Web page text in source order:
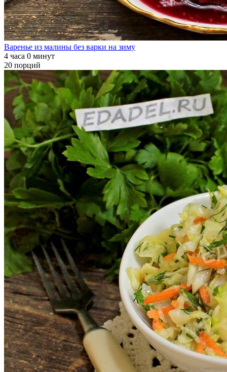
Варенье из малины без варки на зиму
4 часа 0 минут
20 порций